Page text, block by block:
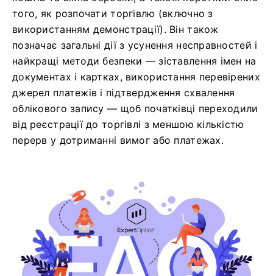
того, як розпочати торгівлю (включно з
використанням демонстрації). Він також
позначає загальні дії з усунення несправностей і
найкращі методи безпеки — зіставлення імен на
документах і картках, використання перевірених
джерел платежів і підтвердження схвалення
облікового запису — щоб початківці переходили
від реєстрації до торгівлі з меншою кількістю
перерв у дотриманні вимог або платежах.